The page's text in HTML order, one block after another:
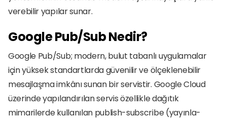
verebilir yapılar sunar.
Google Pub/Sub Nedir?
Google Pub/Sub; modern, bulut tabanlı uygulamalar
için yüksek standartlarda güvenilir ve ölçeklenebilir
mesajlaşma imkânı sunan bir servistir. Google Cloud
üzerinde yapılandırılan servis özellikle dağıtık
mimarilerde kullanılan publish-subscribe (yayınla-